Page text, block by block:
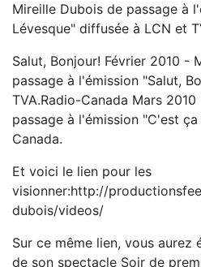
Mireille Dubois de passage à
Lévesque" diffusée à LCN et
Salut, Bonjour! Février 2010 -
passage à l'émission "Salut,
TVA.Radio-Canada Mars
passage à l'émission "C'est
Canada.
Et voici le lien pour les
visionner:http://
dubois/videos/
Sur ce même lien, vous aurez
de son spectacle Soir de